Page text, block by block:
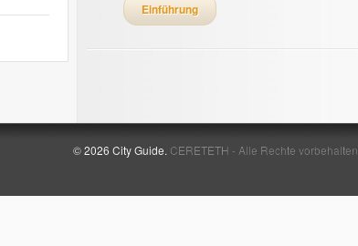
Einführung
© 2026 City Guide. CERETETH - Alle Rechte vorbehalten.